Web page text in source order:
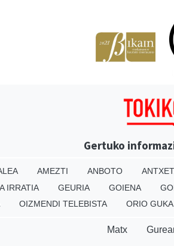
Gertuko
AMEZTI ANBOTO
IRRATIA GEURIA GOIENA
OIZMENDI TELEBISTA ORIO GUKA
Matx